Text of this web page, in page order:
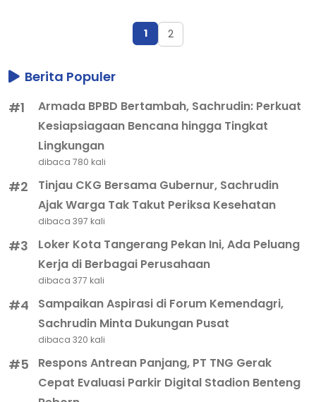
1 2
Berita Populer
#1
Armada BPBD Bertambah, Sachrudin: Perkuat
Kesiapsiagaan Bencana hingga Tingkat
Lingkungan
dibaca 780 kali
#2
Tinjau CKG Bersama Gubernur, Sachrudin
Ajak Warga Tak Takut Periksa Kesehatan
dibaca 397 kali
#3
Loker Kota Tangerang Pekan Ini, Ada Peluang
Kerja di Berbagai Perusahaan
dibaca 377 kali
#4
Sampaikan Aspirasi di Forum Kemendagri,
Sachrudin Minta Dukungan Pusat
dibaca 320 kali
#5
Respons Antrean Panjang, PT TNG Gerak
Cepat Evaluasi Parkir Digital Stadion Benteng